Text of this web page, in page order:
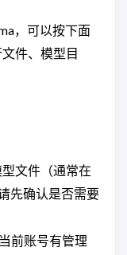
，可以按下面
件、模型目
文件（通常在
先确认是否需要
前账号有管理